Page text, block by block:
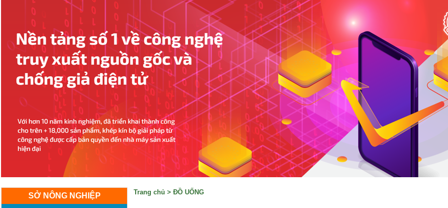
SỞ NÔNG NGHIỆP Trang chủ > ĐỒ UỐNG